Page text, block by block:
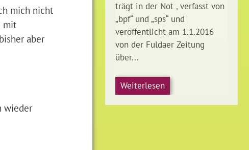
mich nicht
mit
aber
wieder
trägt in der Not , verfasst von
„bpf“ und „sps“ und
veröffentlicht am 1.1.2016
von der Fuldaer Zeitung
über...
Weiterlesen